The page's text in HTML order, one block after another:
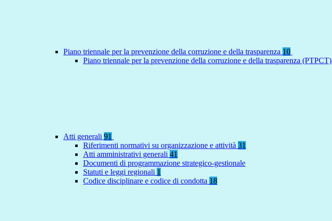
Piano triennale per la prevenzione della corruzione e della trasparenza 10
Piano triennale per la prevenzione della corruzione e della trasparenza (PTPCT)
Atti generali 91
Riferimenti normativi su organizzazione e attività 31
Atti amministrativi generali 41
Documenti di programmazione strategico-gestionale
Statuti e leggi regionali 1
Codice disciplinare e codice di condotta 18